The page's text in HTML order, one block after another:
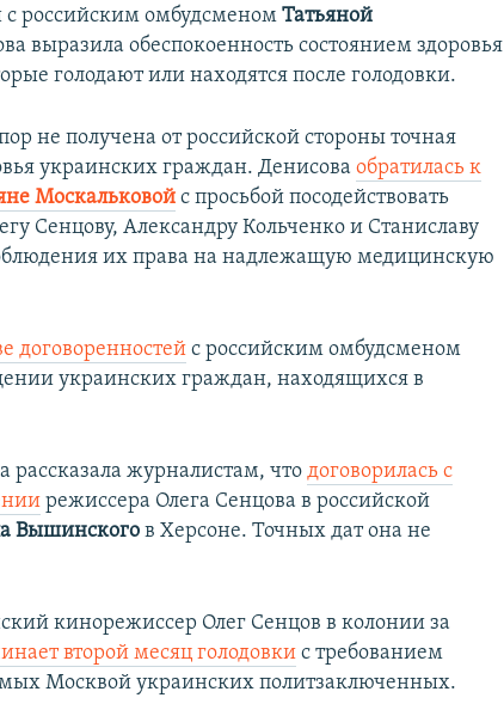
с российским омбудсменомТатьяной
выразила обеспокоенность состоянием здоровья
голодают или находятся после голодовки.
не получена от российской стороны точная
украинских граждан. Денисоваобратилась к
Москальковой с просьбой посодействовать
Сенцову, Александру Кольченко и Станиславу
их права на надлежащую медицинскую
договоренностей с российским омбудсменом
украинских граждан, находящихся в
рассказала журналистам, чтодоговорилась с
режиссера Олега Сенцова в российской
Вышинскогов Херсоне. Точных дат она не
кинорежиссер Олег Сенцов в колонии за
второй месяц голодовки с требованием
Москвой украинских политзаключенных.